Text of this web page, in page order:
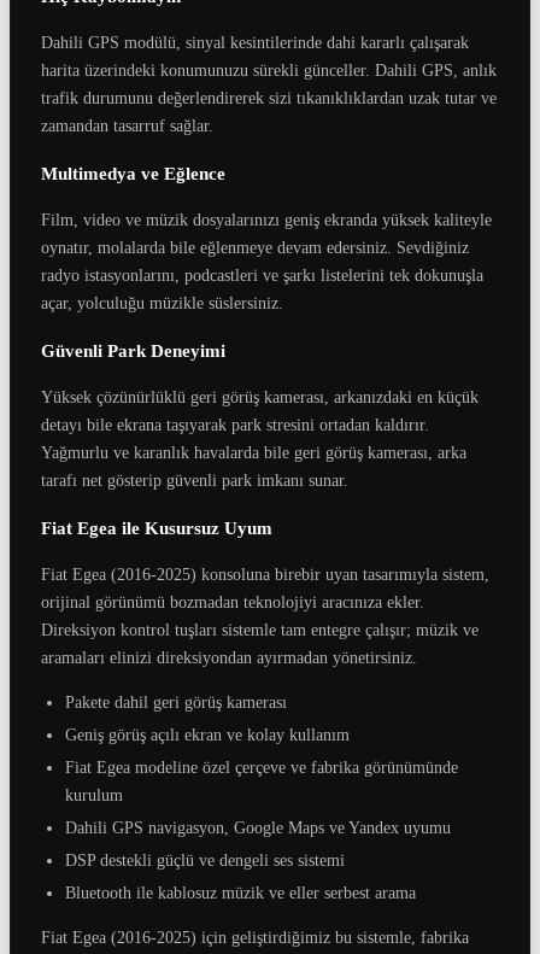
Dahili GPS modülü, sinyal kesintilerinde dahi kararlı çalışarak
harita üzerindeki konumunuzu sürekli günceller. Dahili GPS, anlık
trafik durumunu değerlendirerek sizi tıkanıklıklardan uzak tutar ve
zamandan tasarruf sağlar.
Multimedya ve Eğlence
Film, video ve müzik dosyalarınızı geniş ekranda yüksek kaliteyle
oynatır, molalarda bile eğlenmeye devam edersiniz. Sevdiğiniz
radyo istasyonlarını, podcastleri ve şarkı listelerini tek dokunuşla
açar, yolculuğu müzikle süslersiniz.
Güvenli Park Deneyimi
Yüksek çözünürlüklü geri görüş kamerası, arkanızdaki en küçük
detayı bile ekrana taşıyarak park stresini ortadan kaldırır.
Yağmurlu ve karanlık havalarda bile geri görüş kamerası, arka
tarafı net gösterip güvenli park imkanı sunar.
Fiat Egea ile Kusursuz Uyum
Fiat Egea (2016-2025) konsoluna birebir uyan tasarımıyla sistem,
orijinal görünümü bozmadan teknolojiyi aracınıza ekler.
Direksiyon kontrol tuşları sistemle tam entegre çalışır; müzik ve
aramaları elinizi direksiyondan ayırmadan yönetirsiniz.
Pakete dahil geri görüş kamerası
Geniş görüş açılı ekran ve kolay kullanım
Fiat Egea modeline özel çerçeve ve fabrika görünümünde
kurulum
Dahili GPS navigasyon, Google Maps ve Yandex uyumu
DSP destekli güçlü ve dengeli ses sistemi
Bluetooth ile kablosuz müzik ve eller serbest arama
Fiat Egea (2016-2025) için geliştirdiğimiz bu sistemle, fabrika